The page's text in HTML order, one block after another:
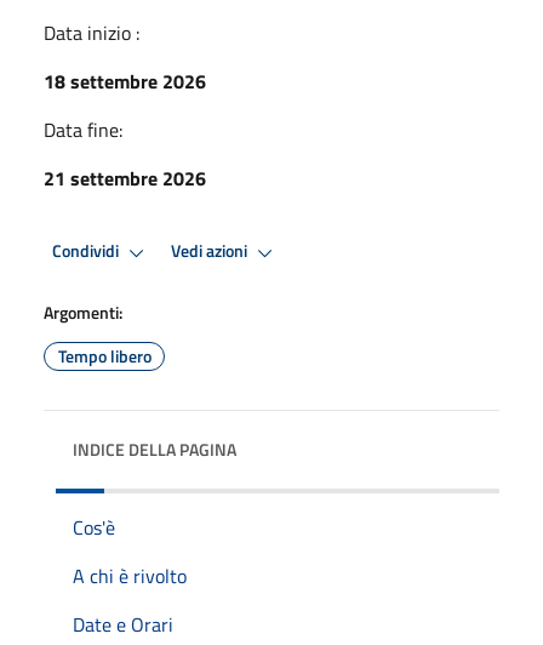
Data inizio :
18 settembre 2026
Data fine:
21 settembre 2026
Condividi Vedi azioni
Argomenti:
Tempo libero
INDICE DELLA PAGINA
Cos'è
A chi è rivolto
Date e Orari